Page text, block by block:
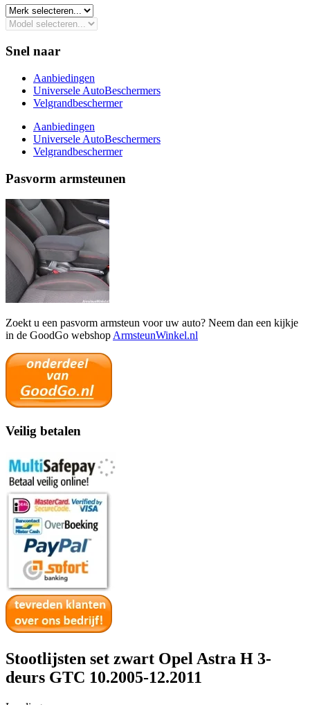
Snel naar
Aanbiedingen
Universele AutoBeschermers
Velgrandbeschermer
Aanbiedingen
Universele AutoBeschermers
Velgrandbeschermer
Pasvorm armsteunen
Zoekt u een pasvorm armsteun voor uw auto? Neem dan een kijkje
in de GoodGo webshop ArmsteunWinkel.nl
Veilig betalen
Stootlijsten set zwart Opel Astra H 3-
deurs GTC 10.2005-12.2011